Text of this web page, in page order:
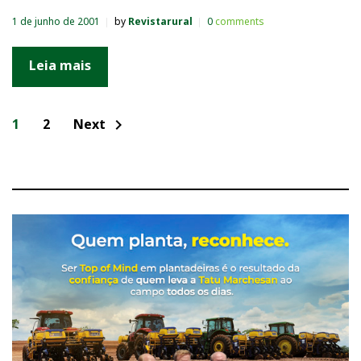
1 de junho de 2001 by Revistarural 0comments
Leia mais
N
e
ã
o
p
o
r
1 2 Next chevron_right